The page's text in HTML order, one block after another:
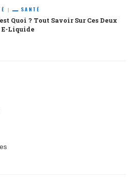
SANTÉ
Quoi ? Tout Savoir Sur Ces Deux
E-Liquide